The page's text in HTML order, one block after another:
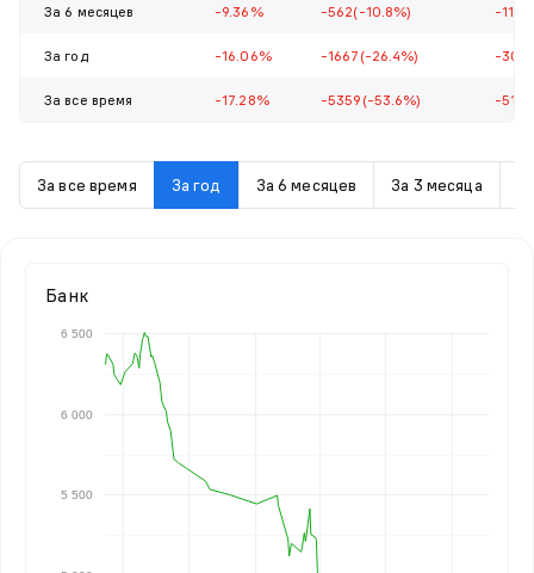
За 6 месяцев -9.36% -562(-10.8%) -11.01
За год -16.06% -1667(-26.4%) -
За все время -17.28% -5359(-53.6%) -
За все время За год За 6 месяцев За 3 месяца
Банк
5 500
6 000
6 500